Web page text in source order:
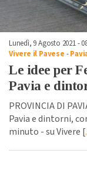
Lunedì, 9 Agosto 2021 -
Vivere il Pavese -
Le idee per
Pavia e
PROVINCIA DI
Pavia e dintorni,
minuto - su Vivere [